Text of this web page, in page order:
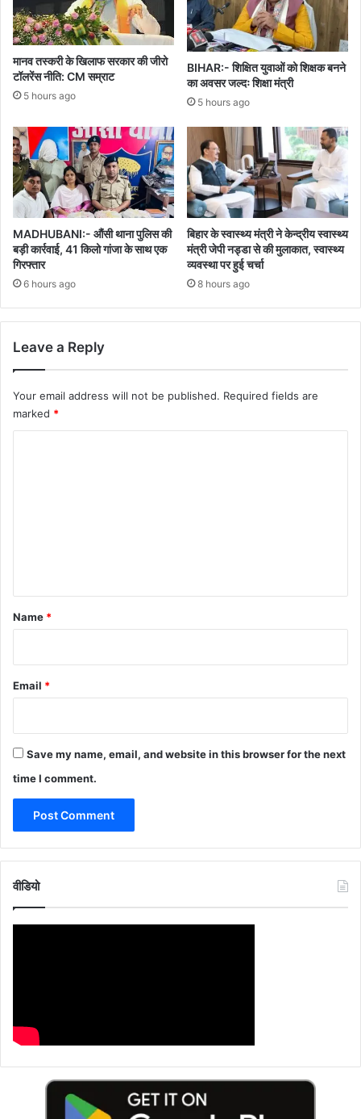
मानव तस्करी के खिलाफ सरकार की जीरो
टॉलरेंस नीति: CM सम्राट
5 hours ago
BIHAR:- शिक्षित युवाओं को शिक्षक बनने
का अवसर जल्दः शिक्षा मंत्री
5 hours ago
MADHUBANI:- औंसी थाना पुलिस की
बड़ी कार्रवाई, 41 किलो गांजा के साथ एक
गिरफ्तार
6 hours ago
बिहार के स्वास्थ्य मंत्री ने केन्द्रीय स्वास्थ्य
मंत्री जेपी नड्डा से की मुलाकात, स्वास्थ्य
व्यवस्था पर हुई चर्चा
8 hours ago
Leave a Reply
Your email address will not be published. Required fields are
marked *
*
Name *
Email *
Save my name, email, and website in this browser for the next
time I comment.
वीडियो